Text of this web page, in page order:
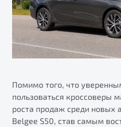
Помимо того, что
пользоваться кроссоверы
роста продаж среди новых
Belgee S50, став самым